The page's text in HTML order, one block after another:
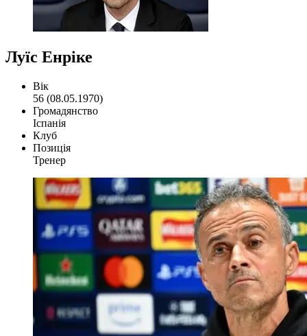
Луїс Енріке
Вік
56 (08.05.1970)
Громадянство
Іспанія
Клуб
Позиція
Тренер